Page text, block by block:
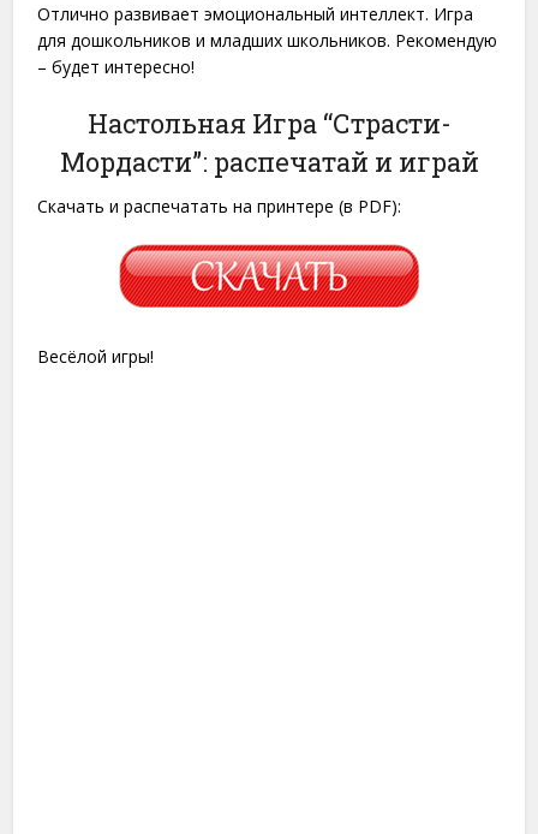
Отлично развивает эмоциональный интеллект. Игра
для дошкольников и младших школьников. Рекомендую
– будет интересно!
Настольная Игра “Страсти-
Мордасти”: распечатай и играй
Скачать и распечатать на принтере (в PDF):
Весёлой игры!